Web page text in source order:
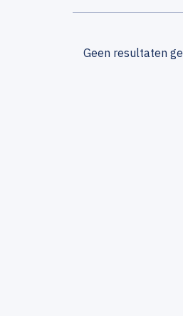
Geen resultaten